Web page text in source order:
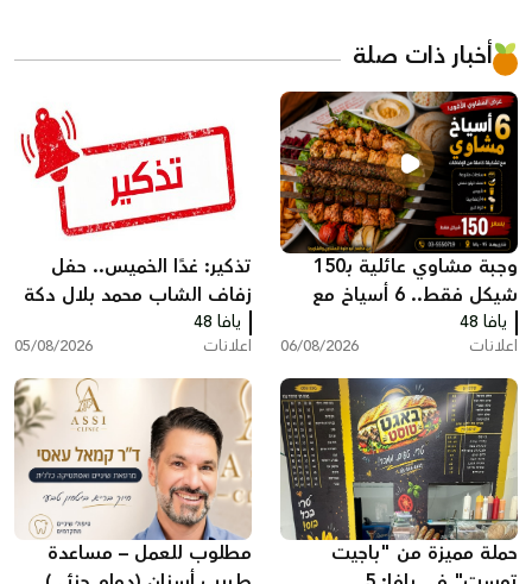
أخبار ذات صلة
وجبة مشاوي عائلية بـ150
شيكل فقط.. 6 أسياخ مع
كامل الإضافات في مطعم
أبو حلوة بيافا
يافا 48
اعلانات 06/08/2026
تذكير: غدًا الخميس.. حفل
زفاف الشاب محمد بلال دكة
يافا 48
اعلانات 05/08/2026
حملة مميزة من "باجيت
مطلوب للعمل – مساعدة